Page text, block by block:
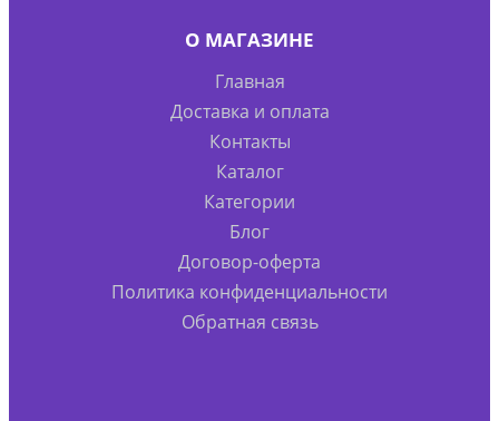
О МАГАЗИНЕ
Главная
Доставка и оплата
Контакты
Каталог
Категории
Блог
Договор-оферта
Политика конфиденциальности
Обратная связь